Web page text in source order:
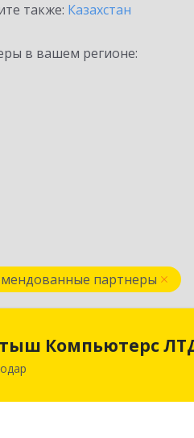
также: Казахстан
в вашем регионе:
партнеры
Компьютерс
КАЗАХСТАН , 140000,